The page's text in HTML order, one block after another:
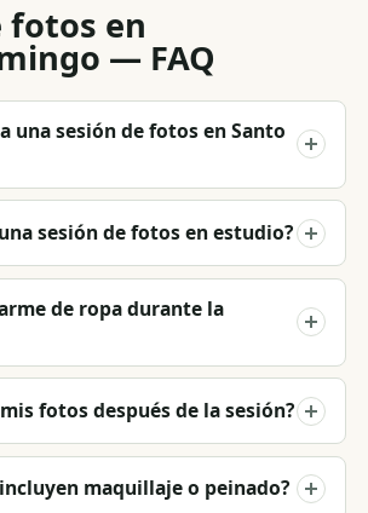
fotos en
— FAQ
una sesión de fotos en Santo
sesión de fotos en estudio?
de ropa durante la
fotos después de la sesión?
maquillaje o peinado?